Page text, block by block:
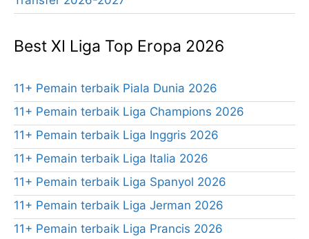
Best XI Liga Top Eropa 2026
11+ Pemain terbaik Piala Dunia 2026
11+ Pemain terbaik Liga Champions 2026
11+ Pemain terbaik Liga Inggris 2026
11+ Pemain terbaik Liga Italia 2026
11+ Pemain terbaik Liga Spanyol 2026
11+ Pemain terbaik Liga Jerman 2026
11+ Pemain terbaik Liga Prancis 2026